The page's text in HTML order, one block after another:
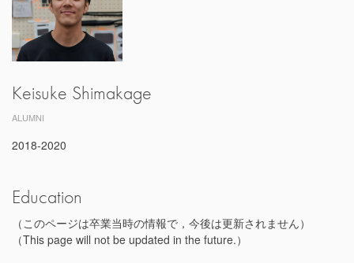
Keisuke Shimakage
ALUMNI
2018-2020
Education
（このページは卒業当時の情報で，今後は更新されません）
（This page will not be updated in the future.）